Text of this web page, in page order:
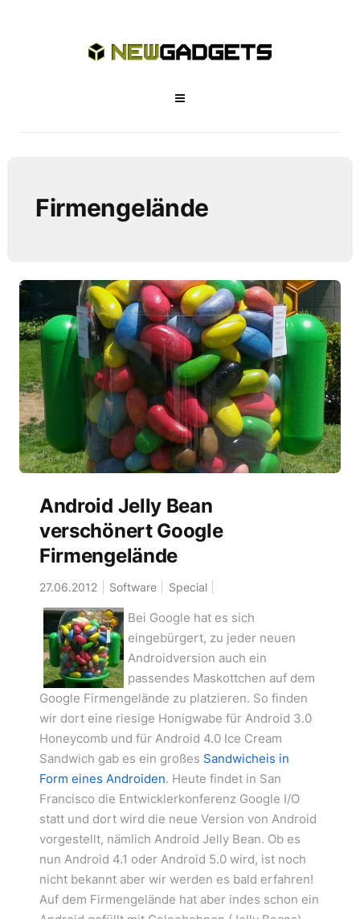
Firmengelände
Android Jelly Bean
verschönert Google
Firmengelände
27.06.2012 Software Special
Bei Google hat es sich
eingebürgert, zu jeder neuen
Androidversion auch ein
passendes Maskottchen auf dem
Google Firmengelände zu platzieren. So finden
wir dort eine riesige Honigwabe für Android 3.0
Honeycomb und für Android 4.0 Ice Cream
Sandwich gab es ein großes Sandwicheis in
Form eines Androiden. Heute findet in San
Francisco die Entwicklerkonferenz Google I/O
statt und dort wird die neue Version von Android
vorgestellt, nämlich Android Jelly Bean. Ob es
nun Android 4.1 oder Android 5.0 wird, ist noch
nicht bekannt aber wir werden es bald erfahren!
Auf dem Firmengelände hat aber indes schon ein